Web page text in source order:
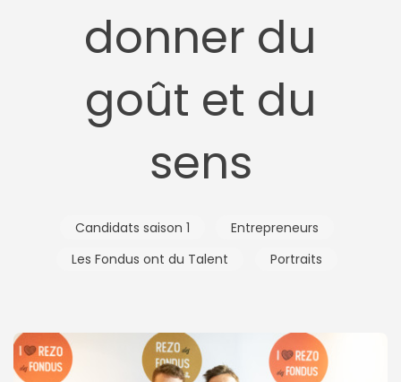
donner du
goût et du
sens
Candidats saison 1
Entrepreneurs
Les Fondus ont du Talent
Portraits